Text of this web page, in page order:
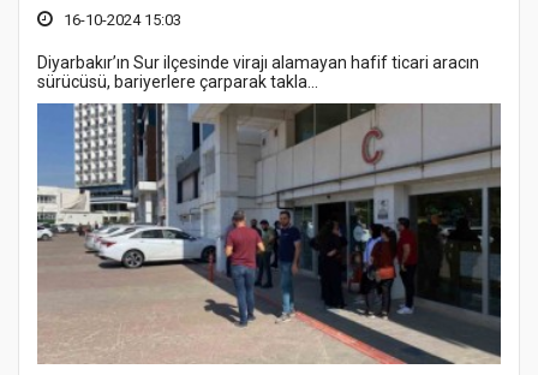
16-10-2024 15:03
Diyarbakır’ın Sur ilçesinde virajı alamayan hafif ticari aracın
sürücüsü, bariyerlere çarparak takla...